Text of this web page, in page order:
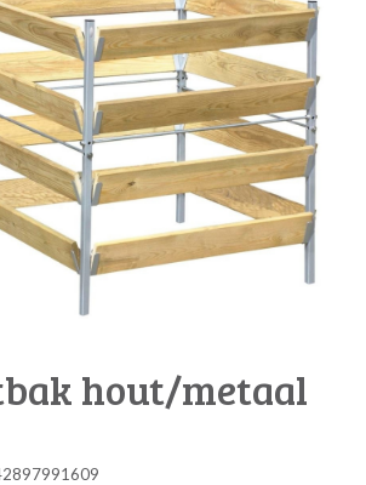
hout/metaal